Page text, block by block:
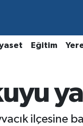
Eğitim
ilçesine